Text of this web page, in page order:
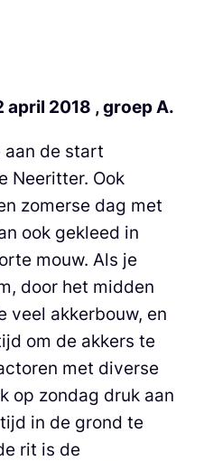
2018 , groep A.
aan de start
Neeritter. Ook
zomerse dag met
ook gekleed in
mouw. Als je
door het midden
veel akkerbouw, en
om de akkers te
met diverse
op zondag druk aan
in de grond te
rit is de